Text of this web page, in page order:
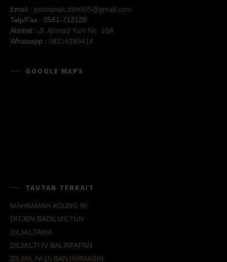
Email : pontianak.dilmil05@gmail.com
Telp/Fax : 0561-712128
Alamat : Jl. Ahmad Yani No. 10A
Whatsapp : 08216293414
GOOGLE MAPS
TAUTAN TERKAIT
MAHKAMAH AGUNG RI
DITJEN BADILMILTUN
DILMILTAMA
DILMILTI IV BALIKPAPAN
DILMIL IV-15 BANJARMASIN